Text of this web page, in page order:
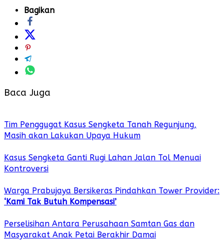
Bagikan
Baca Juga
Tim Penggugat Kasus Sengketa Tanah Regunjung,
Masih akan Lakukan Upaya Hukum
Kasus Sengketa Ganti Rugi Lahan Jalan Tol Menuai
Kontroversi
Warga Prabujaya Bersikeras Pindahkan Tower Provider:
‘Kami Tak Butuh Kompensasi’
Perselisihan Antara Perusahaan Samtan Gas dan
Masyarakat Anak Petai Berakhir Damai